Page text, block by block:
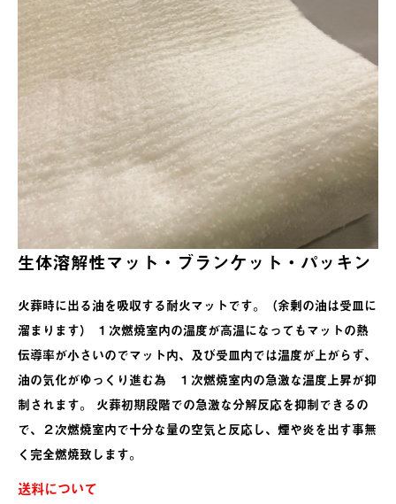
生体溶解性マット・ブランケット・パッキン
火葬時に出る油を吸収する耐火マットです。（余剰の油は受皿に
溜まります） １次燃焼室内の温度が高温になってもマットの熱
伝導率が小さいのでマット内、及び受皿内では温度が上がらず、
油の気化がゆっくり進む為 １次燃焼室内の急激な温度上昇が抑
制されます。 火葬初期段階での急激な分解反応を抑制できるの
で、２次燃焼室内で十分な量の空気と反応し、煙や炎を出す事無
く完全燃焼致します。
送料について